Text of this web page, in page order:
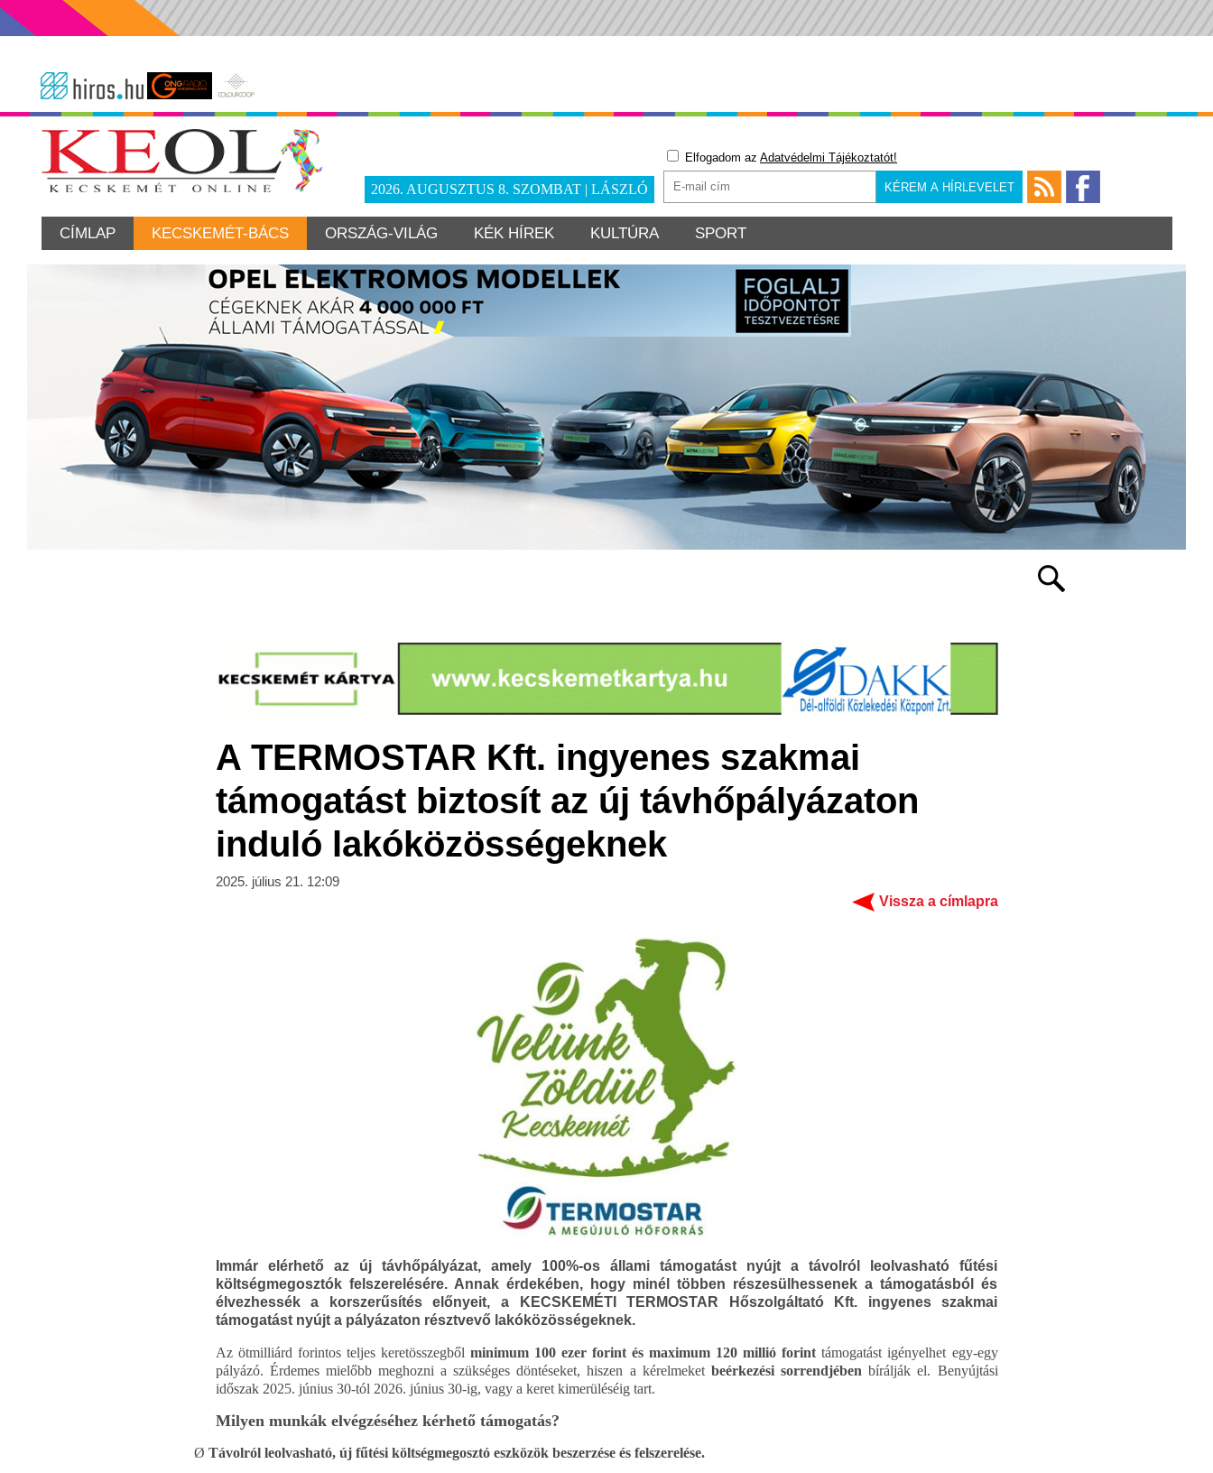
2026. AUGUSZTUS 8. SZOMBAT | LÁSZLÓ
Elfogadom az Adatvédelmi Tájékoztatót!
CÍMLAP KECSKEMÉT-BÁCS ORSZÁG-VILÁG KÉK HÍREK KULTÚRA SPORT
A TERMOSTAR Kft. ingyenes szakmai
támogatást biztosít az új távhőpályázaton
induló lakóközösségeknek
2025. július 21. 12:09
Vissza a címlapra
Immár elérhető az új távhőpályázat, amely 100%-os állami támogatást nyújt a távolról leolvasható fűtési
költségmegosztók felszerelésére. Annak érdekében, hogy minél többen részesülhessenek a támogatásból és
élvezhessék a korszerűsítés előnyeit, a KECSKEMÉTI TERMOSTAR Hőszolgáltató Kft. ingyenes szakmai
támogatást nyújt a pályázaton résztvevő lakóközösségeknek.
Az ötmilliárd forintos teljes keretösszegből minimum 100 ezer forint és maximum 120 millió forinttámogatást igényelhet egy-egy
pályázó. Érdemes mielőbb meghozni a szükséges döntéseket, hiszen a kérelmeket beérkezési sorrendjében bírálják el. Benyújtási
időszak 2025. június 30-tól 2026. június 30-ig, vagy a keret kimerüléséig tart.
Milyen munkák elvégzéséhez kérhető támogatás?
Ø Távolról leolvasható, új fűtési költségmegosztó eszközök beszerzése és felszerelése.